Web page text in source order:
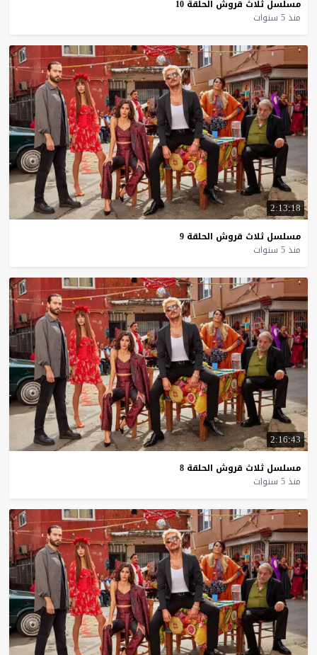
مسلسل ثلاث قروش الحلقة 10
منذ 5 سنوات
2:13:18
مسلسل ثلاث قروش الحلقة 9
منذ 5 سنوات
2:16:43
مسلسل ثلاث قروش الحلقة 8
منذ 5 سنوات